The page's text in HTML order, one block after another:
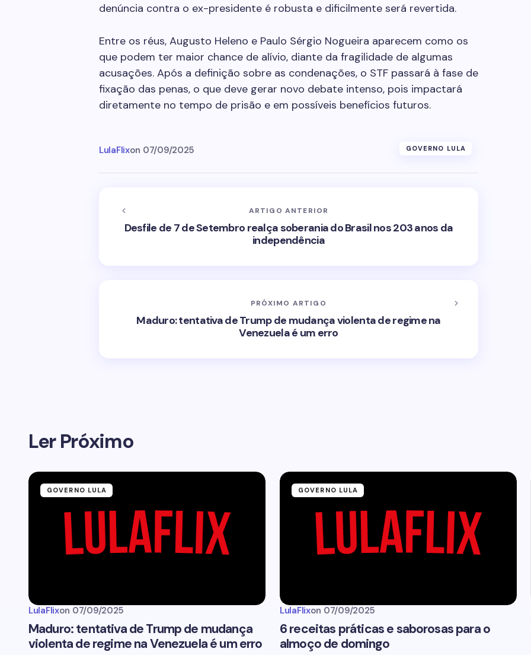
denúncia contra o ex-presidente é robusta e dificilmente será revertida.
Entre os réus, Augusto Heleno e Paulo Sérgio Nogueira aparecem como os
que podem ter maior chance de alívio, diante da fragilidade de algumas
acusações. Após a definição sobre as condenações, o STF passará à fase de
fixação das penas, o que deve gerar novo debate intenso, pois impactará
diretamente no tempo de prisão e em possíveis benefícios futuros.
LulaFlixon 07/09/2025 GOVERNO LULA
ARTIGO ANTERIOR
Desfile de 7 de Setembro realça soberania do Brasil nos 203 anos da
independência
PRÓXIMO ARTIGO
Maduro: tentativa de Trump de mudança violenta de regime na
Venezuela é um erro
Ler Próximo
GOVERNO LULA
LulaFlixon 07/09/2025
Maduro: tentativa de Trump de mudança
violenta de regime na Venezuela é um erro
GOVERNO LULA
LulaFlixon 07/09/2025
6 receitas práticas e saborosas para o
almoço de domingo